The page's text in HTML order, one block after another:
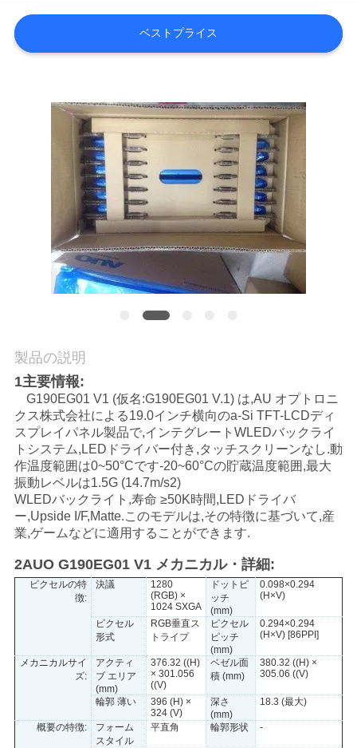
行
絡
し
な
さ
い
ニ
ュ
合
ベストプライス
製品の説明
1主要情報:
G190EG01 V1 (仮名:G190EG01 V.1) は,AU オプトロニ
クス株式会社による19.0インチ横向のa-Si TFT-LCDディ
スプレイパネル製品で,インテグレートWLEDバックライ
トシステム,LEDドライバー付き,タッチスクリーンなし.動
作温度範囲は0~50°Cです-20~60°Cの貯蔵温度範囲,最大
振動レベルは1.5G (14.7m/s2)
WLEDバックライト,寿命 ≥50K時間,LEDドライバ
ー,Upside I/F,Matte.このモデルは,その特徴に基づいて,産
業,ゲームなどに適用することができます.
2AUO G190EG01 V1 メカニカル・詳細:
ピクセルの特
徴:
決議
1280
(RGB) ×
1024 SXGA
ドットピ
ッチ
(mm)
0.098×0.294
(H×V)
ピクセル
形式
RGB垂直ス
トライプ
ピクセル
ピッチ
(mm)
0.294×0.294
(H×V) [86PPI]
メカニカルサイ
ズ:
アクティ
ブ エリア
(mm)
376.32 ((H)
× 301.056
((V)
ベゼル面
積 (mm)
380.32 ((H) ×
305.06 ((V)
輪郭 薄い
396 (H) ×
324 (V)
深さ
(mm)
18.3 (最大)
概要の特徴:
フォーム
スタイル
平直角 輪郭形状 -